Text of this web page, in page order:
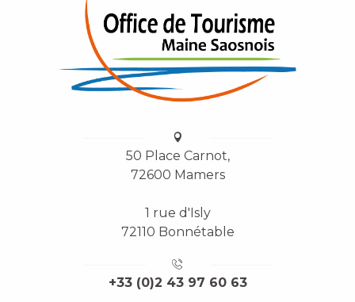
50 Place Carnot,
72600 Mamers
1 rue d'Isly
72110 Bonnétable
+33 (0)2 43 97 60 63